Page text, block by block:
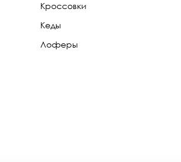
Кроссовки
Кеды
Лоферы